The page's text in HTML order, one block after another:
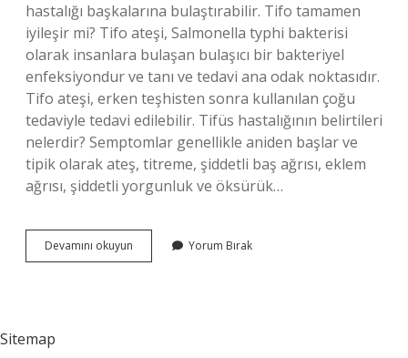
hastalığı başkalarına bulaştırabilir. Tifo tamamen
iyileşir mi? Tifo ateşi, Salmonella typhi bakterisi
olarak insanlara bulaşan bulaşıcı bir bakteriyel
enfeksiyondur ve tanı ve tedavi ana odak noktasıdır.
Tifo ateşi, erken teşhisten sonra kullanılan çoğu
tedaviyle tedavi edilebilir. Tifüs hastalığının belirtileri
nelerdir? Semptomlar genellikle aniden başlar ve
tipik olarak ateş, titreme, şiddetli baş ağrısı, eklem
ağrısı, şiddetli yorgunluk ve öksürük…
Devamını okuyun
Hastalığı
Yorum Bırak
Sitemap